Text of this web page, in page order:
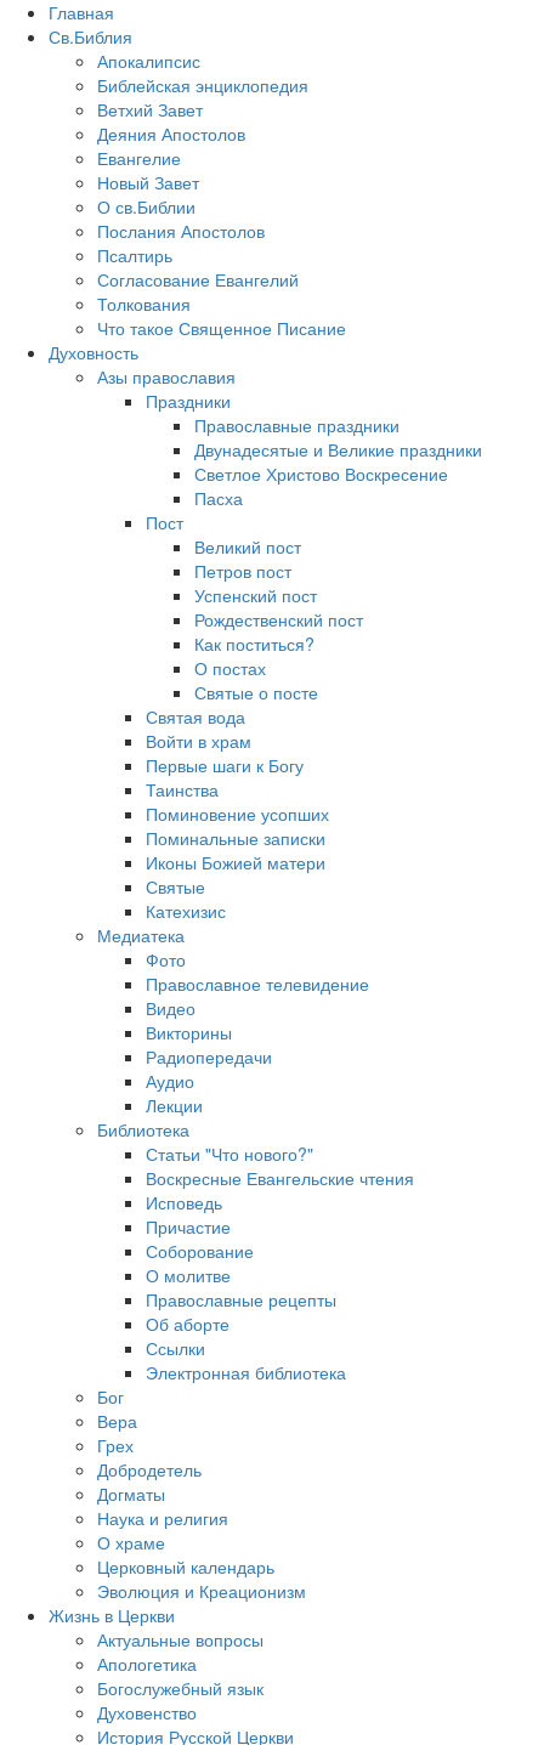
Главная
Св.Библия
Апокалипсис
Библейская энциклопедия
Ветхий Завет
Деяния Апостолов
Евангелие
Новый Завет
О св.Библии
Послания Апостолов
Псалтирь
Согласование Евангелий
Толкования
Что такое Священное Писание
Духовность
Азы православия
Праздники
Православные праздники
Двунадесятые и Великие праздники
Светлое Христово Воскресение
Пасха
Пост
Великий пост
Петров пост
Успенский пост
Рождественский пост
Как поститься?
О постах
Святые о посте
Святая вода
Войти в храм
Первые шаги к Богу
Таинства
Поминовение усопших
Поминальные записки
Иконы Божией матери
Святые
Катехизис
Медиатека
Фото
Православное телевидение
Видео
Викторины
Радиопередачи
Аудио
Лекции
Библиотека
Статьи "Что нового?"
Воскресные Евангельские чтения
Исповедь
Причастие
Соборование
О молитве
Православные рецепты
Об аборте
Ссылки
Электронная библиотека
Бог
Вера
Грех
Добродетель
Догматы
Наука и религия
О храме
Церковный календарь
Эволюция и Креационизм
Жизнь в Церкви
Актуальные вопросы
Апологетика
Богослужебный язык
Духовенство
История Русской Церкви